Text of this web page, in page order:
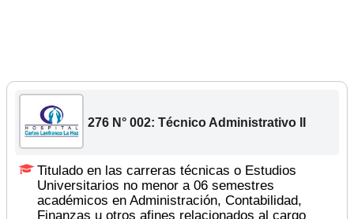
276 N° 002: Técnico Administrativo II
Titulado en las carreras técnicas o Estudios
Universitarios no menor a 06 semestres
académicos en Administración, Contabilidad,
Finanzas u otros afines relacionados al cargo